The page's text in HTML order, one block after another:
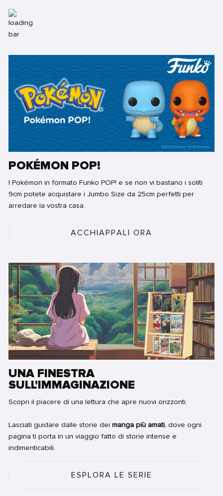
POKÉMON POP!
I Pokémon in formato Funko POP! e se non vi bastano i soliti
9cm potete acquistare i Jumbo Size da 25cm perfetti per
arredare la vostra casa.
ACCHIAPPALI ORA
UNA FINESTRA
SULL'IMMAGINAZIONE
Scopri il piacere di una lettura che apre nuovi orizzonti.
Lasciati guidare dalle storie dei manga più amati, dove ogni
pagina ti porta in un viaggio fatto di storie intense e
indimenticabili.
ESPLORA LE SERIE